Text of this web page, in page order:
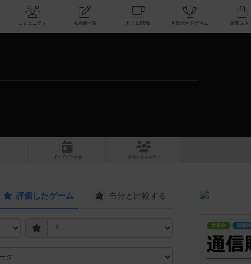
ボードゲーム会 コミュニティ 掲示板一覧 カフェ/店舗 人気ボー
ボ ドゲ ーム コミュニティ
評価したゲーム 自分と 比較する